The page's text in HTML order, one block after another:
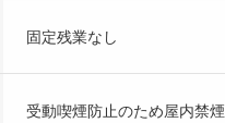
固定残業なし
受動喫煙防止のため屋内禁煙